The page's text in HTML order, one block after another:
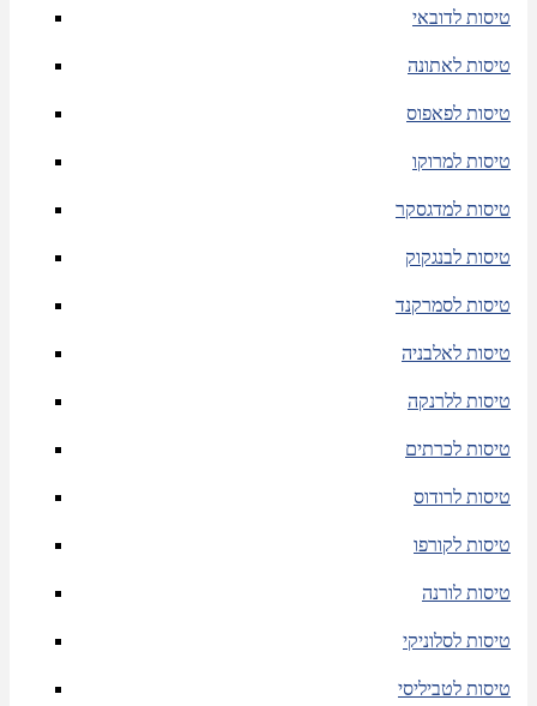
טיסות לדובאי
טיסות לאתונה
טיסות לפאפוס
טיסות למרוקו
טיסות למדגסקר
טיסות לבנגקוק
טיסות לסמרקנד
טיסות לאלבניה
טיסות ללרנקה
טיסות לכרתים
טיסות לרודוס
טיסות לקורפו
טיסות לורנה
טיסות לסלוניקי
טיסות לטביליסי